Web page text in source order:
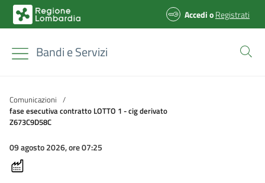
AccedioRegistrati
Bandi e Servizi
Comunicazioni /
fase esecutiva contratto LOTTO 1 - cig derivato
Z673C9D58C
09 agosto 2026, ore 07:25